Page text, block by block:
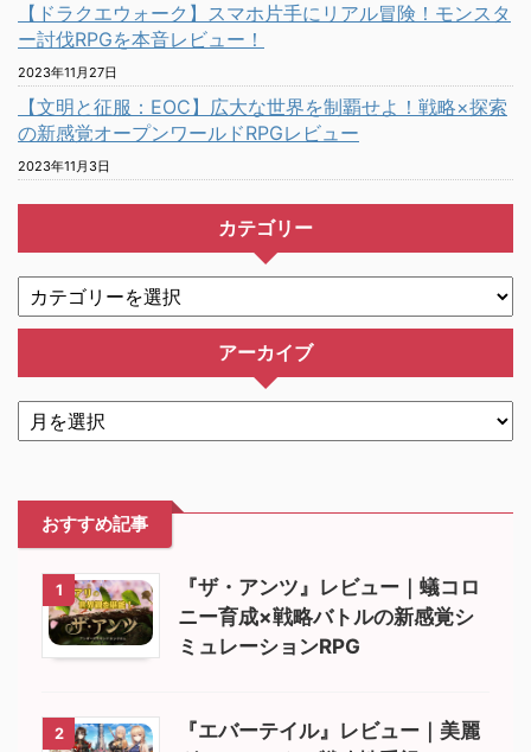
【ドラクエウォーク】スマホ片手にリアル冒険！モンスタ
ー討伐RPGを本音レビュー！
2023年11月27日
【文明と征服：EOC】広大な世界を制覇せよ！戦略×探索
の新感覚オープンワールドRPGレビュー
2023年11月3日
カテゴリー
アーカイブ
おすすめ記事
1
『ザ・アンツ』レビュー｜蟻コロ
ニー育成×戦略バトルの新感覚シ
ミュレーションRPG
2
『エバーテイル』レビュー｜美麗